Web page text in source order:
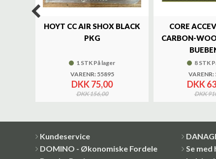
HOYT CC AIR SHOX BLACK
PKG
1 STK På lager
VARENR: 55895
DKK 75,00
DKK 156,00
CORE
CARBON-
8 STK
VARENR:
DKK
DKK
Kundeservice
DOMINO - Økonomiske Fordele
Se med